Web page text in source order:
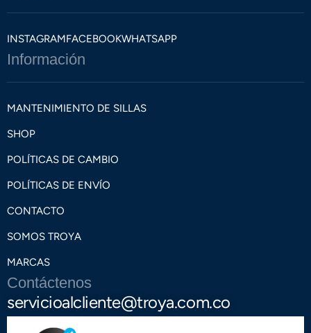
INSTAGRAMFACEBOOKWHATSAPP
Información
MANTENIMIENTO DE SILLAS
SHOP
POLÍTICAS DE CAMBIO
POLÍTICAS DE ENVÍO
CONTACTO
SOMOS TROYA
MARCAS
Contáctenos
servicioalcliente@troya.com.co